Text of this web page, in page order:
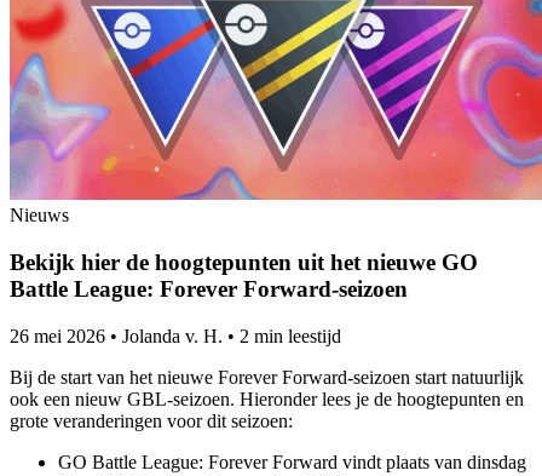
Nieuws
Bekijk hier de hoogtepunten uit het nieuwe GO
Battle League: Forever Forward-seizoen
26 mei 2026 • Jolanda v. H. • 2 min leestijd
Bij de start van het nieuwe Forever Forward-seizoen start natuurlijk
ook een nieuw GBL-seizoen. Hieronder lees je de hoogtepunten en
grote veranderingen voor dit seizoen:
GO Battle League: Forever Forward vindt plaats van dinsdag